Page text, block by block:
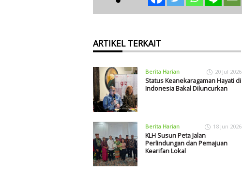
ARTIKEL TERKAIT
Berita Harian 20 Jul 2026
Status Keanekaragaman Hayati di
Indonesia Bakal Diluncurkan
Berita Harian 18 Jun 2026
KLH Susun Peta Jalan
Perlindungan dan Pemajuan
Kearifan Lokal